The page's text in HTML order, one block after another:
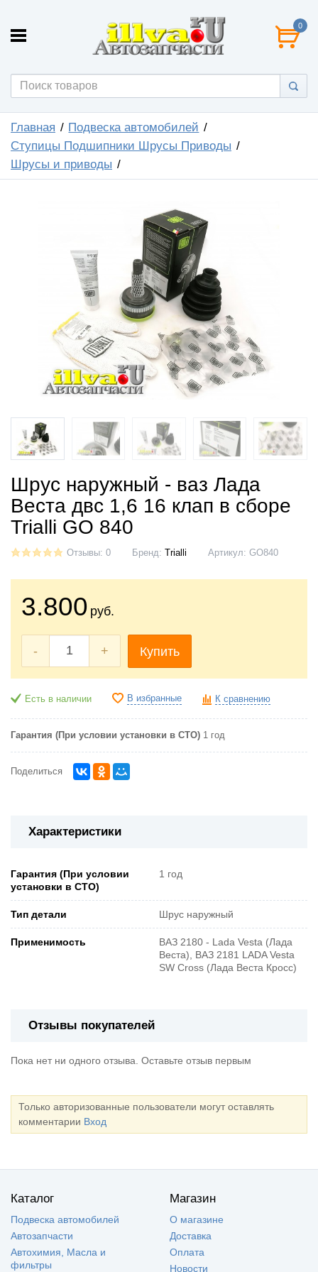
0
Главная
Подвеска автомобилей
Ступицы Подшипники Шрусы Приводы
Шрусы и приводы
Шрус наружный - ваз Лада
Веста двс 1,6 16 клап в сборе
Trialli GO 840
Отзывы: 0 Бренд: Trialli Артикул: GO840
3.800 руб.
- + Купить
Есть в наличии В избранные К сравнению
Гарантия (При условии установки в СТО) 1 год
Поделиться
Характеристики
Гарантия (При условии
установки в СТО)
1 год
Тип детали Шрус наружный
Применимость
ВАЗ 2180 - Lada Vesta (Лада
Веста), ВАЗ 2181 LADA Vesta
SW Cross (Лада Веста Кросс)
Отзывы покупателей
Пока нет ни одного отзыва. Оставьте отзыв первым
Только авторизованные пользователи могут оставлять
комментарии Вход
Каталог
Подвеска автомобилей
Автозапчасти
Автохимия, Масла и
фильтры
Магазин
О магазине
Доставка
Оплата
Новости